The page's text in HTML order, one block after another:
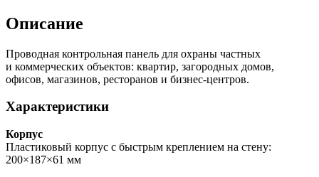
Описание
Проводная контрольная панель для охраны частных
и коммерческих объектов: квартир, загородных домов,
офисов, магазинов, ресторанов и бизнес-центров.
Характеристики
Корпус
Пластиковый корпус с быстрым креплением на стену:
200×187×61 мм